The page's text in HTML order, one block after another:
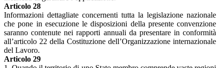
Articolo 28
Informazioni dettagliate concernenti tutta la legislazione nazionale
che pone in esecuzione le disposizioni della presente convenzione
saranno contenute nei rapporti annuali da presentare in conformità
all’articolo 22 della Costituzione dell’Organizzazione internazionale
del Lavoro.
Articolo 29